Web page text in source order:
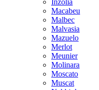
Inzolia
Macabeu
Malbec
Malvasia
Mazuelo
Merlot
Meunier
Molinara
Moscato
Muscat